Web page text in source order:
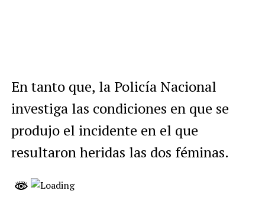
En tanto que, la Policía Nacional
investiga las condiciones en que se
produjo el incidente en el que
resultaron heridas las dos féminas.